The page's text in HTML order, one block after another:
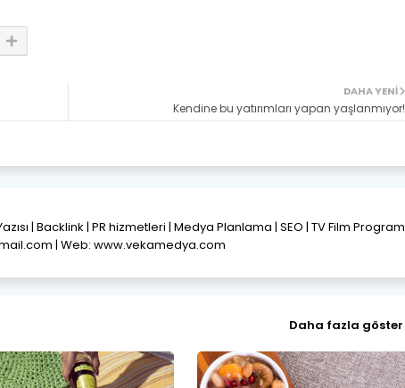
DAHA YENI
Kendine bu yatırımları yapan yaşlanmıyor!
| Backlink | PR hizmetleri | Medya Planlama | SEO | TV Film Program
| Web: www.vekamedya.com
Daha fazla göster